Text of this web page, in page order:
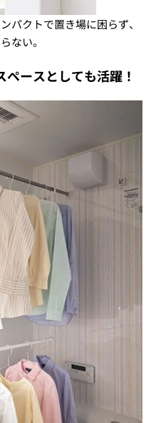
パクトで置き場に困らず、
ない。
ースとしても活躍！